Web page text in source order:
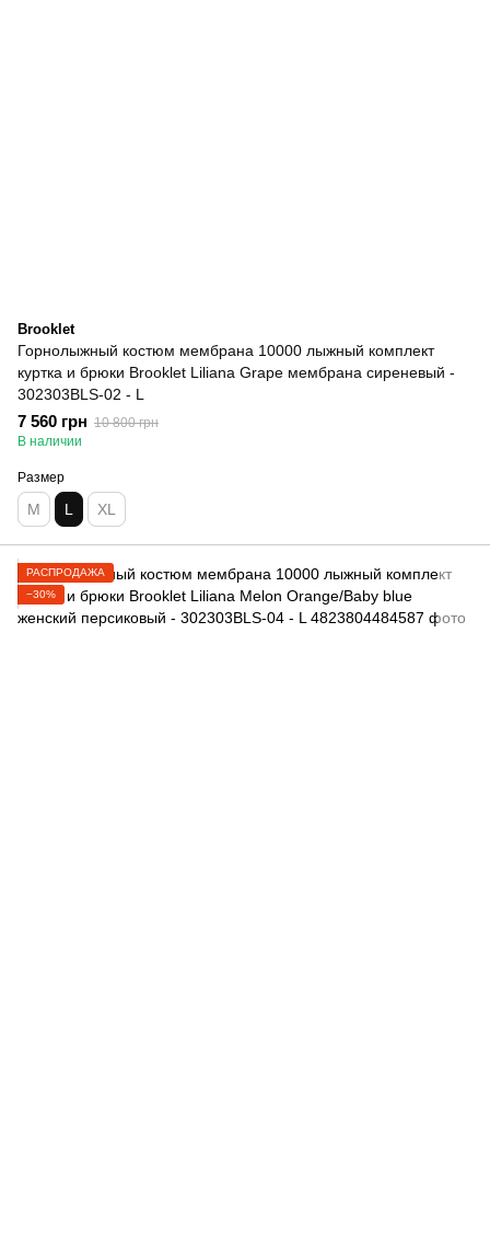
Brooklet
Горнолыжный костюм мембрана 10000 лыжный комплект
куртка и брюки Brooklet Liliana Grape мембрана сиреневый -
302303BLS-02 - L
7 560 грн 10 800 грн
В наличии
Размер
M L XL
РАСПРОДАЖА
−30%